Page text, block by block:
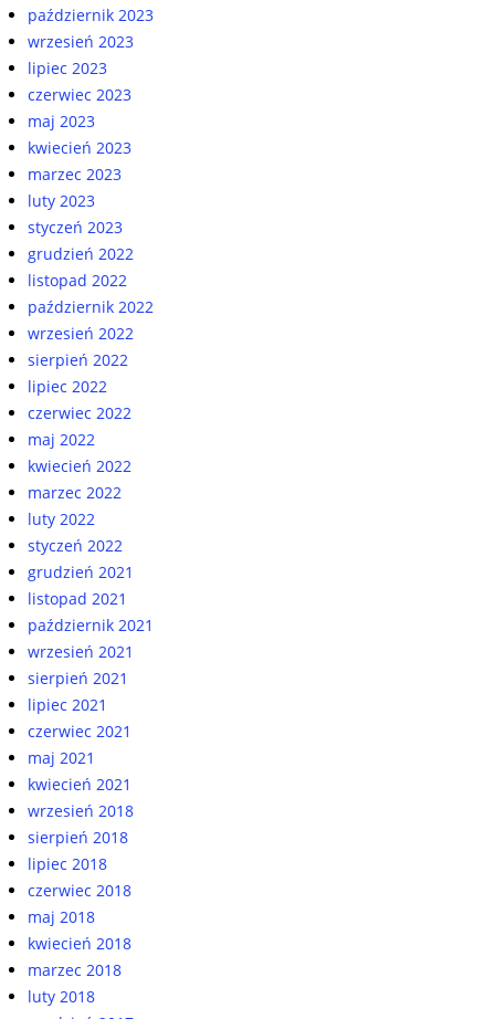
październik 2023
wrzesień 2023
lipiec 2023
czerwiec 2023
maj 2023
kwiecień 2023
marzec 2023
luty 2023
styczeń 2023
grudzień 2022
listopad 2022
październik 2022
wrzesień 2022
sierpień 2022
lipiec 2022
czerwiec 2022
maj 2022
kwiecień 2022
marzec 2022
luty 2022
styczeń 2022
grudzień 2021
listopad 2021
październik 2021
wrzesień 2021
sierpień 2021
lipiec 2021
czerwiec 2021
maj 2021
kwiecień 2021
wrzesień 2018
sierpień 2018
lipiec 2018
czerwiec 2018
maj 2018
kwiecień 2018
marzec 2018
luty 2018